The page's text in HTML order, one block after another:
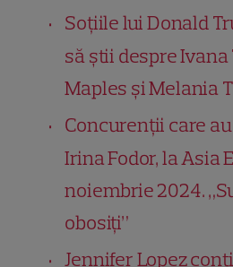
Soțiile lui Donald
să știi despre
Maples și Melania
Concurenții care
Irina Fodor, la Asia
noiembrie 2024.
obosiți”
Jennifer Lopez